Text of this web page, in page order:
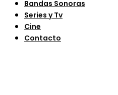
Bandas Sonoras
Series y Tv
Cine
Contacto